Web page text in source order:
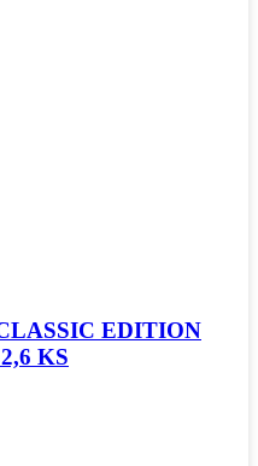
EDITION
KS